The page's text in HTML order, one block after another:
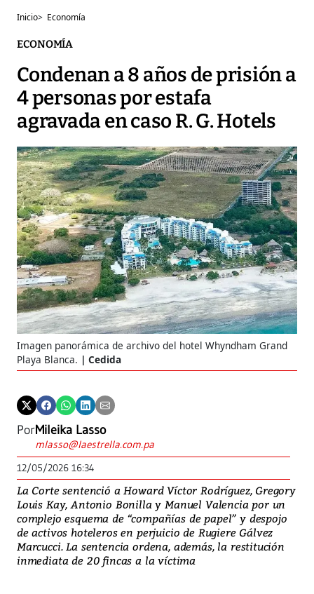
Inicio> Economía
ECONOMÍA
Condenan a 8 años de prisión a
4 personas por estafa
agravada en caso R. G. Hotels
Imagen panorámica de archivo del hotel Whyndham Grand
Playa Blanca.
Cedida
PorMileika Lasso
mlasso@laestrella.com.pa
12/05/2026 16:34
La Corte sentenció a Howard Víctor Rodríguez, Gregory
Louis Kay, Antonio Bonilla y Manuel Valencia por un
complejo esquema de “compañías de papel” y despojo
de activos hoteleros en perjuicio de Rugiere Gálvez
Marcucci. La sentencia ordena, además, la restitución
inmediata de 20 fincas a la víctima